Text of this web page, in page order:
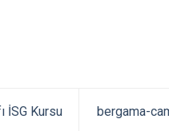
İSG Kursu bergama-